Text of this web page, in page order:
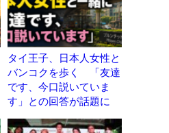
タイ王子、日本人女性と
バンコクを歩く 「友達
です、今口説いていま
す」との回答が話題に